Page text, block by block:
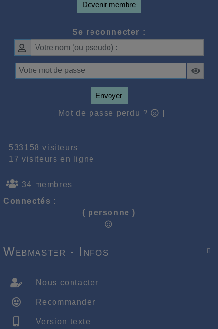
Devenir membre
Se reconnecter :
Envoyer
[ Mot de passe perdu ? ]
533158 visiteurs
17 visiteurs en ligne
34 membres
Connectés :
( personne )

Webmaster - Infos
Nous contacter
Recommander
Version texte